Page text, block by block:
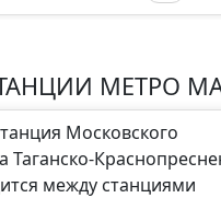
МЕТРО
Московского
Таганско-
между станциями